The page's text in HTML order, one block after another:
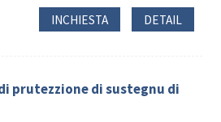
INCHIESTA DETAIL
prutezzione di sustegnu di